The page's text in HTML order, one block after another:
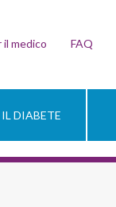
il medico FAQ
DIABETE